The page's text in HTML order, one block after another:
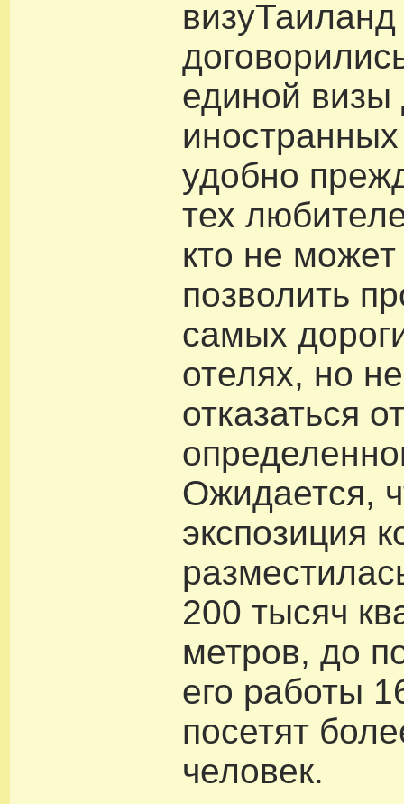
единой визы
удобно
тех
кто не
позволить
самых
отелях, но
отказаться
Ожидается,
экспозиция
200 тысяч
метров, до
его работы
посетят
человек.